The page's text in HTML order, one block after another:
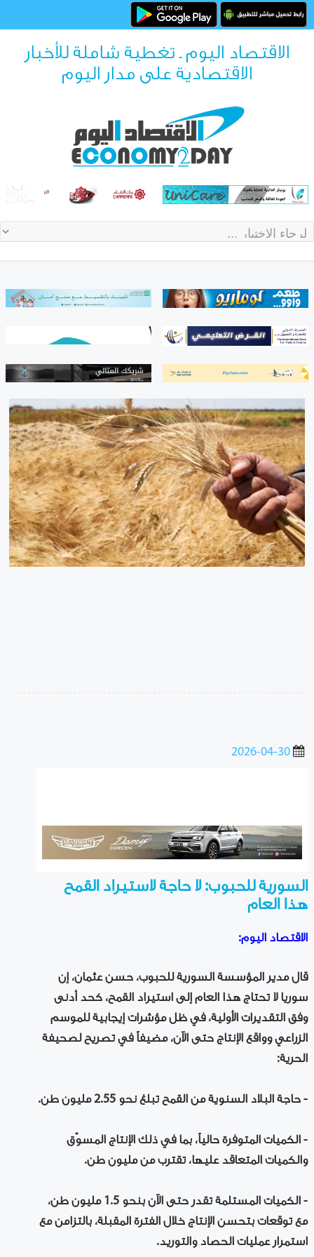
الاقتصاد اليوم ـ تغطية شاملة للأخبار
الاقتصادية على مدار اليوم
2026-04-30
السورية للحبوب: لا حاجة لاستيراد القمح
هذا العام
الاقتصاد اليوم:
قال مدير المؤسسة السورية للحبوب، حسن عثمان، إن
سوريا لا تحتاج هذا العام إلى استيراد القمح، كحد أدنى
وفق التقديرات الأولية، في ظل مؤشرات إيجابية للموسم
الزراعي وواقع الإنتاج حتى الآن، مضيفاً في تصريح لصحيفة
الحرية:
- حاجة البلاد السنوية من القمح تبلغ نحو 2.55 مليون طن.
- الكميات المتوفرة حالياً، بما في ذلك الإنتاج المسوّق
والكميات المتعاقد عليها، تقترب من مليون طن.
- الكميات المستلمة تقدر حتى الآن بنحو 1.5 مليون طن،
مع توقعات بتحسن الإنتاج خلال الفترة المقبلة، بالتزامن مع
استمرار عمليات الحصاد والتوريد.